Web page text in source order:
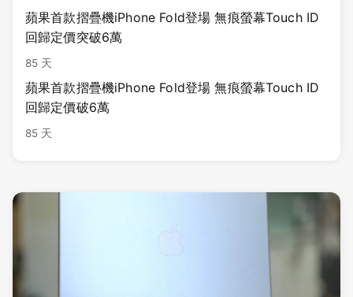
蘋果首款摺疊機iPhone Fold登場 無痕螢幕Touch ID
回歸定價突破6萬
85 天
蘋果首款摺疊機iPhone Fold登場 無痕螢幕Touch ID
回歸定價破6萬
85 天